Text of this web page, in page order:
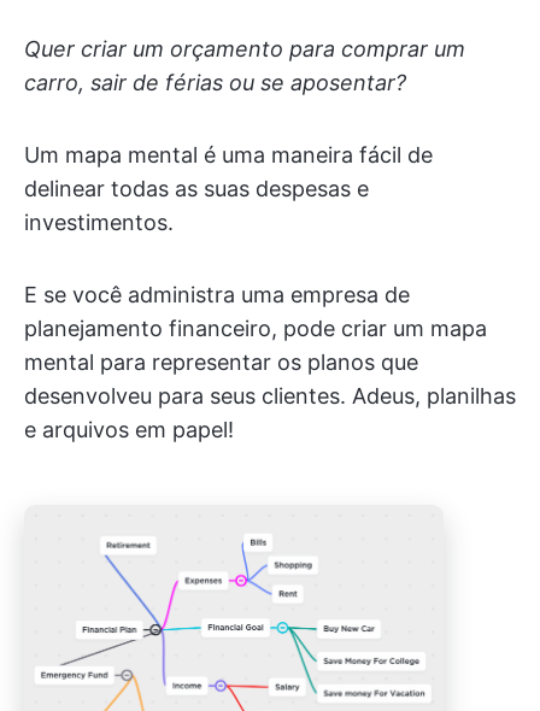
Quer criar um orçamento para comprar um
carro, sair de férias ou se aposentar?
Um mapa mental é uma maneira fácil de
delinear todas as suas despesas e
investimentos.
E se você administra uma empresa de
planejamento financeiro, pode criar um mapa
mental para representar os planos que
desenvolveu para seus clientes. Adeus, planilhas
e arquivos em papel!